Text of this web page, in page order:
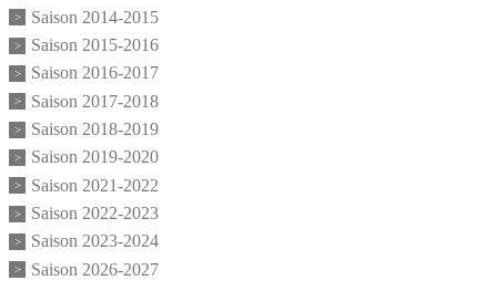
Saison 2014-2015
Saison 2015-2016
Saison 2016-2017
Saison 2017-2018
Saison 2018-2019
Saison 2019-2020
Saison 2021-2022
Saison 2022-2023
Saison 2023-2024
Saison 2026-2027